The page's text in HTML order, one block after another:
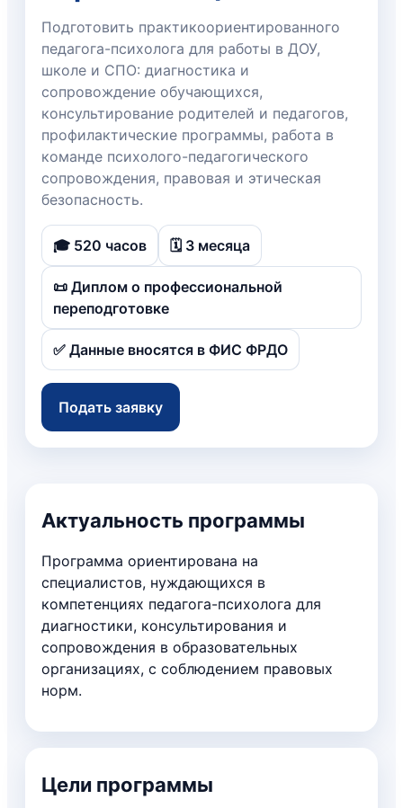
Подготовить практикоориентированного
педагога-психолога для работы в ДОУ,
школе и СПО: диагностика и
сопровождение обучающихся,
консультирование родителей и педагогов,
профилактические программы, работа в
команде психолого-педагогического
сопровождения, правовая и этическая
безопасность.
🎓 520 часов 🗓 3 месяца
📜 Диплом о профессиональной
переподготовке
✅ Данные вносятся в ФИС ФРДО
Подать заявку
Актуальность программы
Программа ориентирована на
специалистов, нуждающихся в
компетенциях педагога-психолога для
диагностики, консультирования и
сопровождения в образовательных
организациях, с соблюдением правовых
норм.
Цели программы